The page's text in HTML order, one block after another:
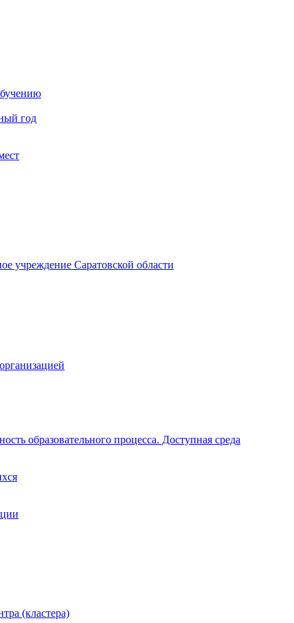
год
учреждение Саратовской области
образовательного процесса. Доступная среда
(кластера)